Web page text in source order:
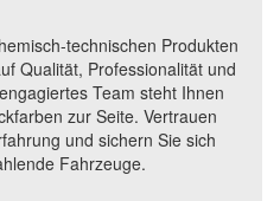
technischen Produkten
Qualität, Professionalität und
Team steht Ihnen
zur Seite. Vertrauen
und sichern Sie sich
Fahrzeuge.